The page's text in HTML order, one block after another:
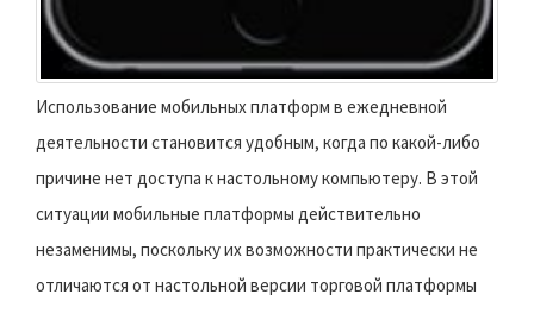
Использование мобильных платформ в ежедневной
деятельности становится удобным, когда по какой-либо
причине нет доступа к настольному компьютеру. В этой
ситуации мобильные платформы действительно
незаменимы, поскольку их возможности практически не
отличаются от настольной версии торговой платформы